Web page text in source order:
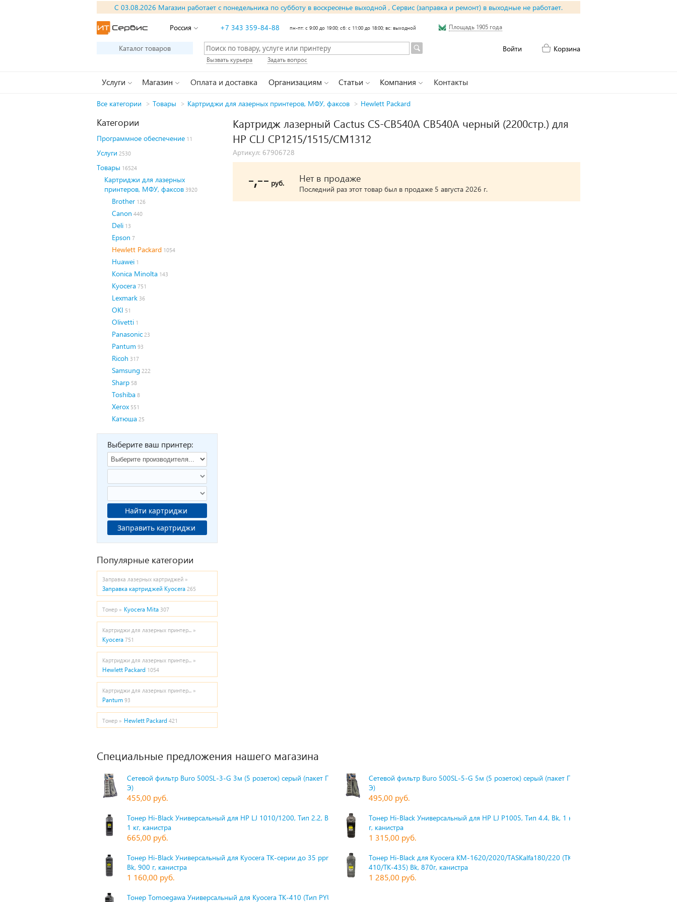
С 03.08.2026 Магазин работает с понедельника по субботу в воскресенье выходной , Сервис (заправка и ремонт) в выходные не работает.
Россия +7 343 359-84-88 пн-пт: с 9:00 до 19:00; сб: с 11:00 до 18:00; вс: выходной Площадь 1905 года
Каталог товаров Войти Корзина
Вызвать курьера Задать вопрос
Услуги Магазин Оплата и доставка Организациям Статьи Компания Контакты
Все категории > Товары > Картриджи для лазерных принтеров, МФУ, факсов > Hewlett Packard
Категории
Программное обеспечение 11
Услуги 2530
Товары 16524
Картриджи для лазерных
принтеров, МФУ, факсов 3920
Brother 126
Canon 440
Deli 13
Epson 7
Hewlett Packard 1054
Huawei 1
Konica Minolta 143
Kyocera 751
Lexmark 36
OKI 51
Olivetti 1
Panasonic 23
Pantum 93
Ricoh 317
Samsung 222
Sharp 58
Toshiba 8
Xerox 551
Катюша 25
Выберите ваш принтер:
Найти картриджи
Заправить картриджи
Популярные категории
Заправка лазерных картриджей »
Заправка картриджей Kyocera 265
Тонер » Kyocera Mita 307
Картриджи для лазерных принтер... »
Kyocera 751
Картриджи для лазерных принтер... »
Hewlett Packard 1054
Картриджи для лазерных принтер... »
Pantum 93
Тонер » Hewlett Packard 421
Картридж лазерный Cactus CS-CB540A CB540A черный (2200стр.) для
HP CLJ CP1215/1515/CM1312
Артикул: 67906728
-,-- руб. Нет в продаже
Последний раз этот товар был в продаже 5 августа 2026 г.
Специальные предложения нашего магазина
Сетевой фильтр Buro 500SL-3-G 3м (5 розеток) серый (пакет П
Э)
455,00 руб.
Сетевой фильтр Buro 500SL-5-G 5м (5 розеток) серый (пакет П
Э)
495,00 руб.
Тонер Hi-Black Универсальный для HP LJ 1010/1200, Тип 2.2, Bk,
1 кг, канистра
665,00 руб.
Тонер Hi-Black Универсальный для HP LJ P1005, Тип 4.4, Bk, 1 к
г, канистра
1 315,00 руб.
Тонер Hi-Black Универсальный для Kyocera TK-серии до 35 ppm,
Bk, 900 г, канистра
1 160,00 руб.
Тонер Hi-Black для Kyocera KM-1620/2020/TASKalfa180/220 (TK-
410/TK-435) Bk, 870г, канистра
1 285,00 руб.
Тонер Tomoegawa Универсальный для Kyocera TK-410 (Тип PYU